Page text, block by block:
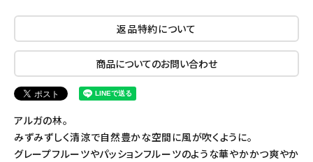
返品特約について
商品についてのお問い合わせ
アルガの林。
みずみずしく清涼で自然豊かな空間に風が吹くように。
グレープフルーツやパッションフルーツのような華やかかつ爽やか